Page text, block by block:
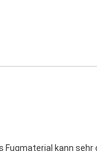
kann